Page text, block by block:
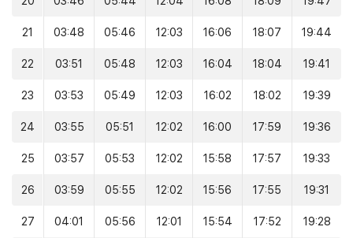
21 03:48 05:46 12:03 16:06 18:07 19:44
22 03:51 05:48 12:03 16:04 18:04 19:41
23 03:53 05:49 12:03 16:02 18:02 19:39
24 03:55 05:51 12:02 16:00 17:59 19:36
25 03:57 05:53 12:02 15:58 17:57 19:33
26 03:59 05:55 12:02 15:56 17:55 19:31
27 04:01 05:56 12:01 15:54 17:52 19:28